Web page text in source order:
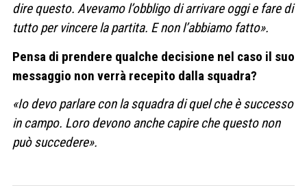
dire questo. Avevamo l’obbligo di arrivare oggi e fare di
tutto per vincere la partita. E non l’abbiamo fatto».
Pensa di prendere qualche decisione nel caso il suo
messaggio non verrà recepito dalla squadra?
«Io devo parlare con la squadra di quel che è successo
in campo. Loro devono anche capire che questo non
può succedere».